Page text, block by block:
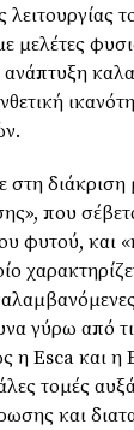
στη διάκριση
που
φυτού, και
γύρω από
η Esca και η
τομές
και